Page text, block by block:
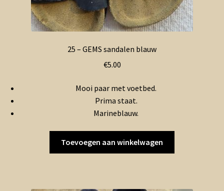
25 – GEMS sandalen blauw
€5.00
Mooi paar met voetbed.
Prima staat.
Marineblauw.
Toevoegen aan winkelwagen